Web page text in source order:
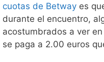
cuotas de Betway es
durante el encuentro,
acostumbrados a ver
se paga a 2.00 euros